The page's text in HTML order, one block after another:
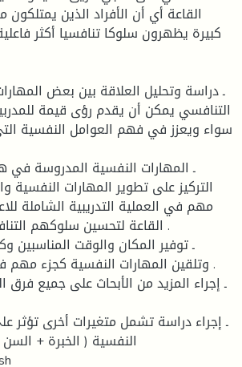
القاعة أي أن الأفراد الذين
كبيرة يظهرون سلوكا تنافسيا أكثر
ـ دراسة وتحليل العلاقة بين بعض
التنافسي يمكن أن يقدم رؤى قيمة
سواء ويعزز في فهم العوامل النفسية
ـ المهارات النفسية المدروسة في
التركيز على تطوير المهارات النفسية
مهم في العملية التدريبية الشاملة
القاعة لتحسين سلوكهم
ـ توفير المكان والوقت المناسبين
وتلقين المهارات النفسية كجزء مهم
ـ إجراء المزيد من الأبحاث على جميع فرق
ـ إجراء دراسة تشمل متغيرات أخرى تؤثر
النفسية ( الخبرة +